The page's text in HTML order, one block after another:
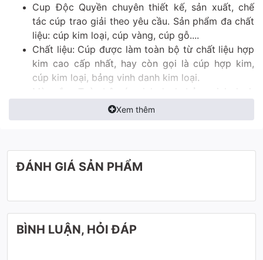
Cup Độc Quyền chuyên thiết kế, sản xuất, chế
tác cúp trao giải theo yêu cầu. Sản phẩm đa chất
liệu: cúp kim loại, cúp vàng, cúp gỗ....
Chất liệu: Cúp được làm toàn bộ từ chất liệu hợp
kim cao cấp nhất, hay còn gọi là cúp hợp kim,
cúp kim loại, bảng vinh danh kim loại.
Màu sắc: Toàn bộ cúp vinh danh, bảng vinh danh
được lên màu công nghệ nano, đảm bảo bền màu
với thời gian, cũng như sự cao quý trường tồn
vàng và đen đối lập nhau, thể hiện tính sang
trọng bậc nhất.
Mẫu cúp thiết kế, cúp theo yêu cầu)
Xem thêm
ĐÁNH GIÁ SẢN PHẨM
BÌNH LUẬN, HỎI ĐÁP